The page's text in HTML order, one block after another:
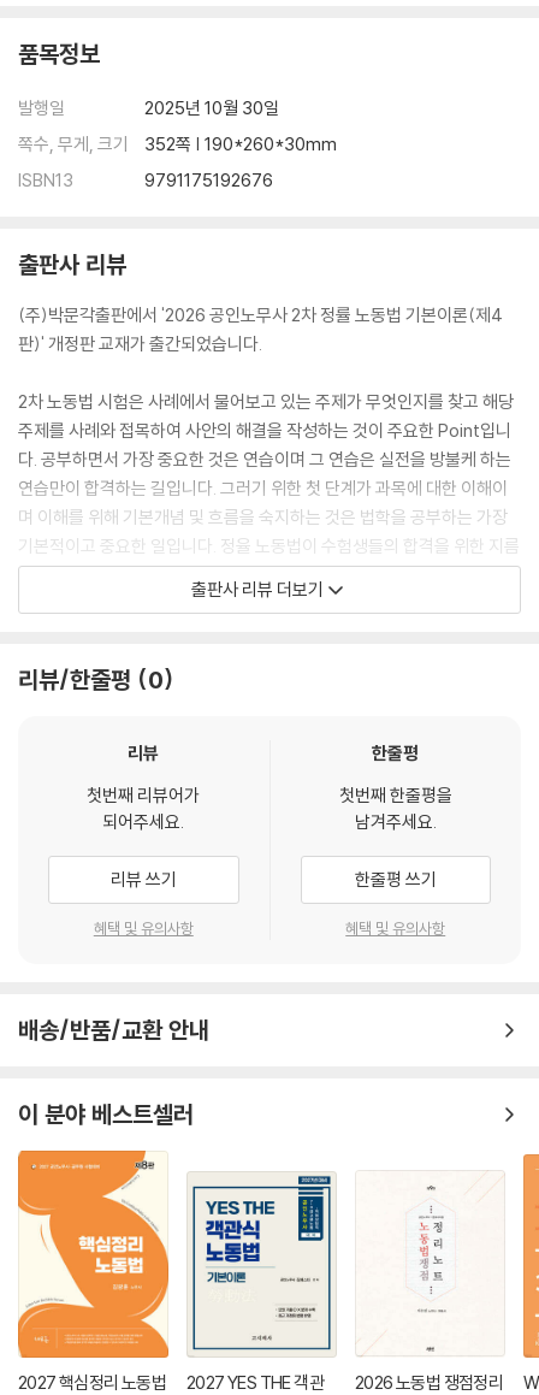
51 산업안전보건법
53 노동조합법상 근로자
54 노동조합법상 사용자
55 노동조합 설립심사
56 조합원 지위와 권리·의무
59 연합단체의 설립·가입 또는 탈퇴에 관한 사항
60 간접선거 방식의 대의원 선출방식의 효력
61 규약을 통한 총회와 대의원회의 의결사항
63 근로시간 면제제도
64 노동조합의 내부통제권
65 합병·분할·해산
66 조합활동의 정당성
67 성실교섭의무
68 노동조합 대표자의 단체협약 체결권
69 단체교섭의 위임
73 공정대표 의무
76 근로조건을 저하시키는 단체협약
77 평화의무
78 유족 특별채용 조항
79 고용안정협약
80 단체협약의 해석
81 단체협약의 효력확장
82 단체협약의 유효기간 연장 및 갱신
85 쟁의행위의 주체의 정당성
88 쟁의행위 찬반투표
90 대체근로의 금지
91 직장폐쇄
92 위법한 쟁의행위에 대한 책임
93 파업참가자의 임금
94 조정과 중재
95 유니온 숍
96 부당노동행위 불이익 취급
97 지배개입
품목정보
발행일
2025년 10월 30일
쪽수, 무게, 크기
352쪽 | 190*260*30mm
ISBN13
9791175192676
출판사 리뷰
(주)박문각출판에서 '2026 공인노무사 2차 정률 노동법 기본이론(제4
판)' 개정판 교재가 출간되었습니다.
2차 노동법 시험은 사례에서 물어보고 있는 주제가 무엇인지를 찾고 해당
주제를 사례와 접목하여 사안의 해결을 작성하는 것이 주요한 Point입니
다. 공부하면서 가장 중요한 것은 연습이며 그 연습은 실전을 방불케 하는
연습만이 합격하는 길입니다. 그러기 위한 첫 단계가 과목에 대한 이해이
며 이해를 위해 기본개념 및 흐름을 숙지하는 것은 법학을 공부하는 가장
기본적이고 중요한 일입니다. 정율 노동법이 수험생들의 합격을 위한 지름
길이 될 수 있도록 큰 도움이 되었으면 합니다.
괄임금제, 직위해제, 징계, 경영상 이유에 의한 해고, 노조법상 근로자, 조
당성, 위법한 쟁의행위에 대한 책임, 조정과 중재, 부당노동행위 불이익 취
기본개념의 이해 및 노동법 전체적인 흐름을 완성할 수 있는 교재로서 20
25년 최신 판례를 전부 반영하였으며 판례 원문을 최대한 이해할 수 있도
록 교재를 구성하였습니다. 본 교재를 활용하여 GS-1, 2, 3기를 거쳐 실제
2차 시험에서 노동법 점수가 60점을 넘을 수 있는 결과를 얻을 수 있도록
출판사 리뷰 더보기
리뷰/한줄평 0
리뷰
첫번째 리뷰어가
되어주세요.
리뷰 쓰기
혜택 및 유의사항
한줄평
첫번째 한줄평을
남겨주세요.
한줄평 쓰기
혜택 및 유의사항
배송/반품/교환 안내
이 분야 베스트셀러
2027 핵심정리 노동법
2027 YES THE 객관
2026 노동법 쟁점정리